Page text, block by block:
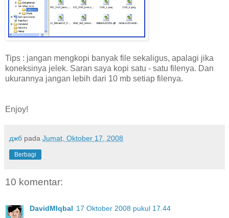
Tips : jangan mengkopi banyak file sekaligus, apalagi jika
koneksinya jelek. Saran saya kopi satu - satu filenya. Dan
ukurannya jangan lebih dari 10 mb setiap filenya.
Enjoy!
джб pada Jumat, Oktober 17, 2008
Berbagi
10 komentar:
DavidMIqbal 17 Oktober 2008 pukul 17.44